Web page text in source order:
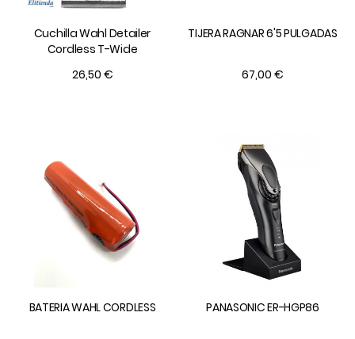
Cuchilla Wahl Detailer
Cordless T-Wide
26,50 €
TIJERA RAGNAR 6'5 PULGADAS
67,00 €
BATERIA WAHL CORDLESS PANASONIC ER-HGP86